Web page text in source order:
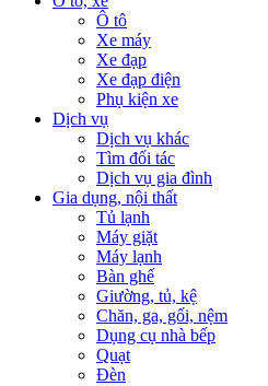
Ô tô
Xe máy
Xe đạp
Xe đạp điện
Phụ kiện xe
Dịch vụ
Dịch vụ khác
Tìm đối tác
Dịch vụ gia đình
Gia dụng, nội thất
Tủ lạnh
Máy giặt
Máy lạnh
Bàn ghế
Giường, tủ, kệ
Chăn, ga, gối, nệm
Dụng cụ nhà bếp
Quạt
Đèn